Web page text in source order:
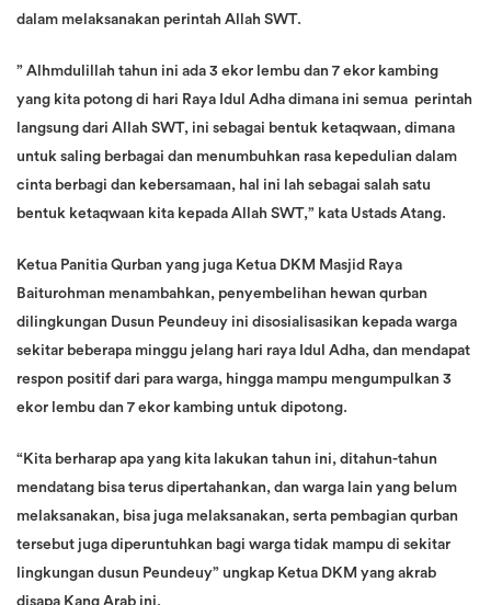
dalam melaksanakan perintah Allah SWT.
” Alhmdulillah tahun ini ada 3 ekor lembu dan 7 ekor kambing
yang kita potong di hari Raya Idul Adha dimana ini semua perintah
langsung dari Allah SWT, ini sebagai bentuk ketaqwaan, dimana
untuk saling berbagai dan menumbuhkan rasa kepedulian dalam
cinta berbagi dan kebersamaan, hal ini lah sebagai salah satu
bentuk ketaqwaan kita kepada Allah SWT,” kata Ustads Atang.
Ketua Panitia Qurban yang juga Ketua DKM Masjid Raya
Baiturohman menambahkan, penyembelihan hewan qurban
dilingkungan Dusun Peundeuy ini disosialisasikan kepada warga
sekitar beberapa minggu jelang hari raya Idul Adha, dan mendapat
respon positif dari para warga, hingga mampu mengumpulkan 3
ekor lembu dan 7 ekor kambing untuk dipotong.
“Kita berharap apa yang kita lakukan tahun ini, ditahun-tahun
mendatang bisa terus dipertahankan, dan warga lain yang belum
melaksanakan, bisa juga melaksanakan, serta pembagian qurban
tersebut juga diperuntuhkan bagi warga tidak mampu di sekitar
lingkungan dusun Peundeuy” ungkap Ketua DKM yang akrab
disapa Kang Arab ini.